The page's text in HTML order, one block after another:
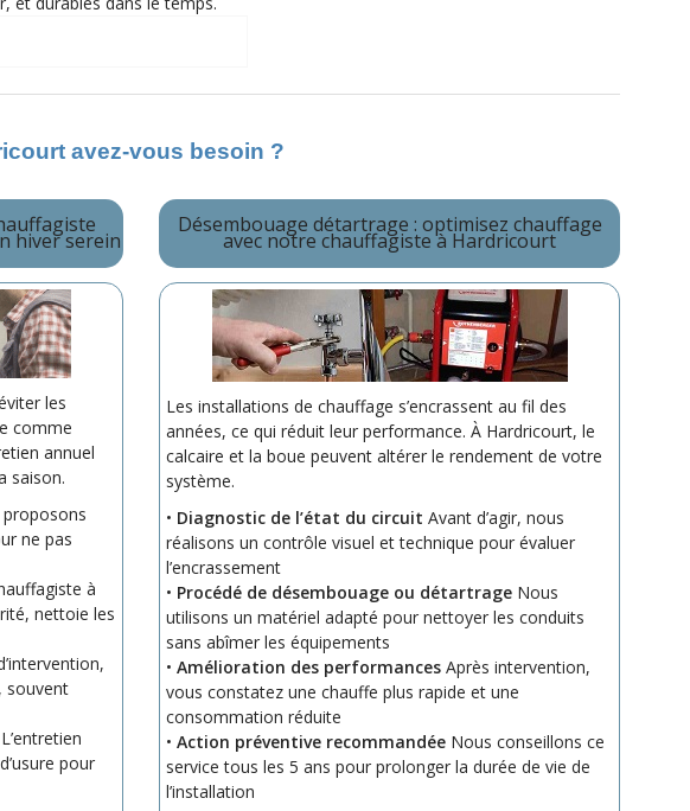
avez-vous besoin ?
hiver serein
les
comme
annuel
saison.
ne pas
à
nettoie les
souvent
pour
Désembouage détartrage : optimisez chauffage
avec notre chauffagiste à Hardricourt
Les installations de chauffage s’encrassent au fil des
années, ce qui réduit leur performance. À Hardricourt, le
calcaire et la boue peuvent altérer le rendement de votre
système.
• Diagnostic de l’état du circuit Avant d’agir, nous
réalisons un contrôle visuel et technique pour évaluer
l’encrassement
• Procédé de désembouage ou détartrage Nous
utilisons un matériel adapté pour nettoyer les conduits
sans abîmer les équipements
•Amélioration des performances Après intervention,
vous constatez une chauffe plus rapide et une
consommation réduite
•Action préventive recommandée Nous conseillons ce
service tous les 5 ans pour prolonger la durée de vie de
l’installation